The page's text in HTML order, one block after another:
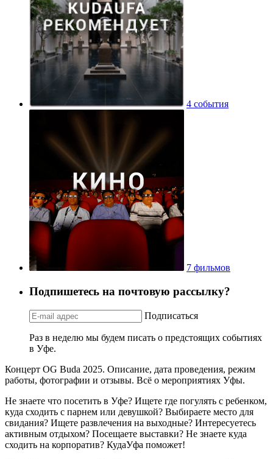
4 события
7 фильмов
Подпишетесь на почтовую рассылку?
Подписаться
Раз в неделю мы будем писать о предстоящих событиях
в Уфе.
Концерт OG Buda 2025. Описание, дата проведения, режим
работы, фотографии и отзывы. Всё о мероприятиях Уфы.
Не знаете что посетить в Уфе? Ищете где погулять с ребенком,
куда сходить с парнем или девушкой? Выбираете место для
свидания? Ищете развлечения на выходные? Интересуетесь
активным отдыхом? Посещаете выставки? Не знаете куда
сходить на корпоратив? КудаУфа поможет!